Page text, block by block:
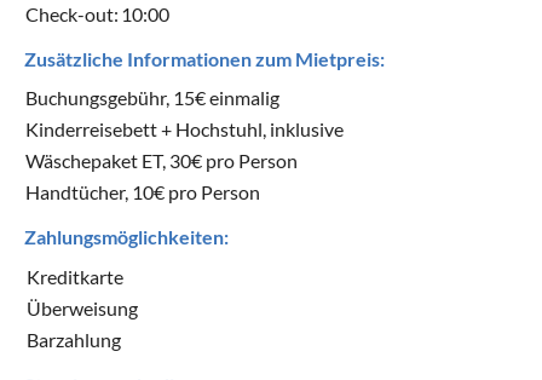
Check-out: 10:00
Zusätzliche Informationen zum Mietpreis:
Buchungsgebühr, 15€ einmalig
Kinderreisebett + Hochstuhl, inklusive
Wäschepaket ET, 30€ pro Person
Handtücher, 10€ pro Person
Zahlungsmöglichkeiten:
Kreditkarte
Überweisung
Barzahlung